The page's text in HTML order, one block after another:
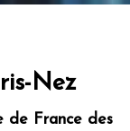
Nez
de France des